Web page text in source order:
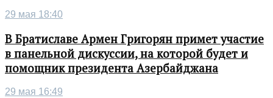
29 мая 18:40
В Братиславе Армен Григорян примет участие
в панельной дискуссии, на которой будет и
помощник президента Азербайджана
29 мая 16:49